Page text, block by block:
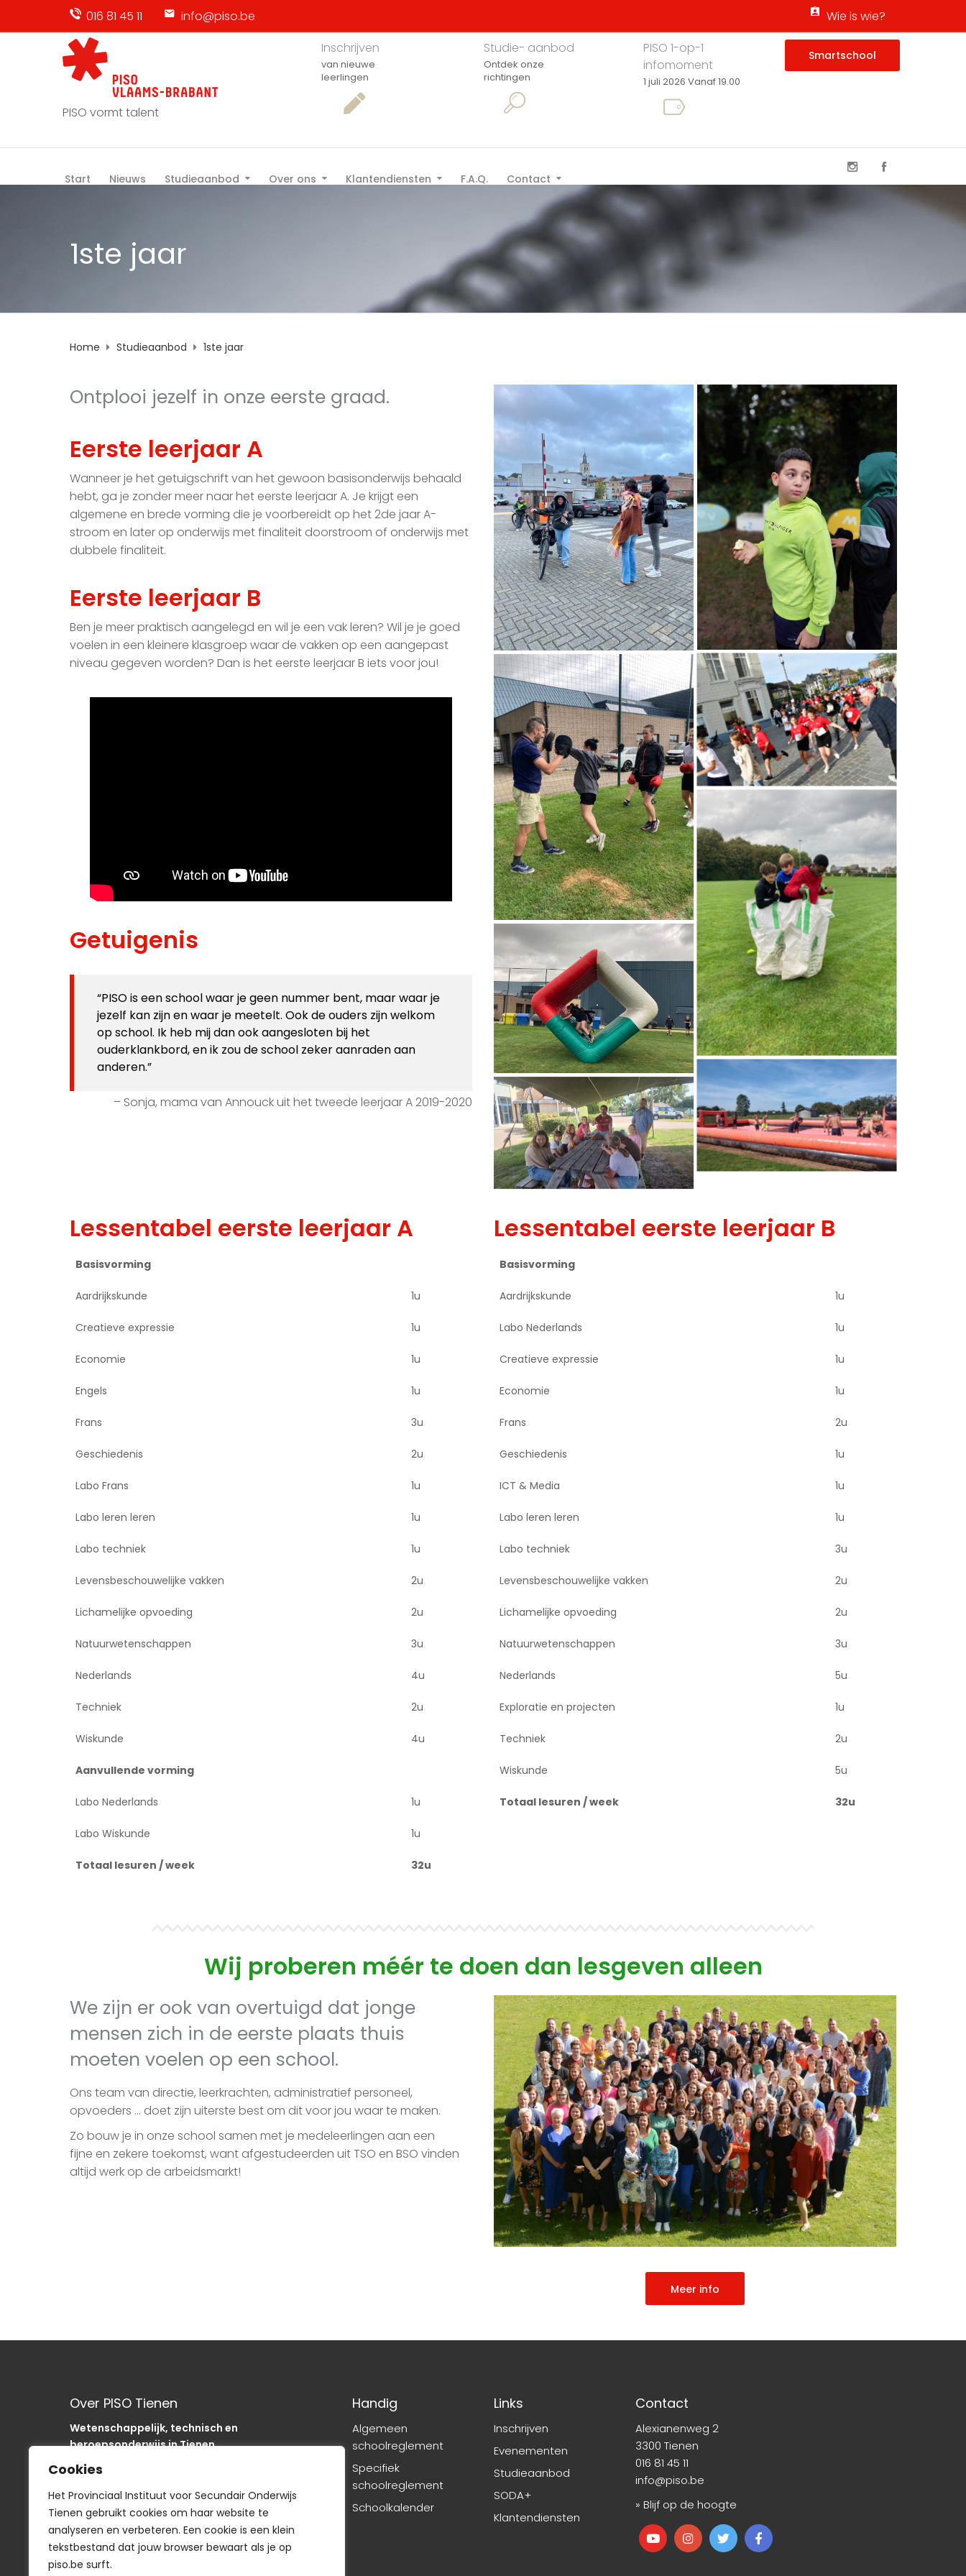
Cookies
Het Provinciaal Instituut voor Secundair Onderwijs
Tienen gebruikt cookies om haar website te
analyseren en verbeteren. Een cookie is een klein
tekstbestand dat jouw browser bewaart als je op
piso.be surft.
016 81 45 11 info@piso.be Wie is wie?
PISO vormt talent
Inschrijven
van nieuwe
leerlingen
Studie- aanbod
Ontdek onze
richtingen
PISO 1-op-1
infomoment
1 juli 2026 Vanaf 19.00
Smartschool
Start Nieuws Studieaanbod Over ons Klantendiensten F.A.Q. Contact
1ste jaar
Home Studieaanbod 1ste jaar
Ontplooi jezelf in onze eerste graad.
Eerste leerjaar A
Wanneer je het getuigschrift van het gewoon basisonderwijs behaald
hebt, ga je zonder meer naar het eerste leerjaar A. Je krijgt een
algemene en brede vorming die je voorbereidt op het 2de jaar A-
stroom en later op onderwijs met finaliteit doorstroom of onderwijs met
dubbele finaliteit.
Eerste leerjaar B
Ben je meer praktisch aangelegd en wil je een vak leren? Wil je je goed
voelen in een kleinere klasgroep waar de vakken op een aangepast
niveau gegeven worden? Dan is het eerste leerjaar B iets voor jou!
Getuigenis
PISO is een school waar je geen nummer bent, maar waar je
jezelf kan zijn en waar je meetelt. Ook de ouders zijn welkom
op school. Ik heb mij dan ook aangesloten bij het
ouderklankbord, en ik zou de school zeker aanraden aan
anderen.
Sonja, mama van Annouck uit het tweede leerjaar A 2019-2020
Lessentabel eerste leerjaar A
Basisvorming
Aardrijkskunde 1u
Creatieve expressie 1u
Economie 1u
Engels 1u
Frans 3u
Geschiedenis 2u
Labo Frans 1u
Labo leren leren 1u
Labo techniek 1u
Levensbeschouwelijke vakken 2u
Lichamelijke opvoeding 2u
Natuurwetenschappen 3u
Nederlands 4u
Techniek 2u
Wiskunde 4u
Aanvullende vorming
Labo Nederlands 1u
Labo Wiskunde 1u
Totaal lesuren / week 32u
Lessentabel eerste leerjaar B
Basisvorming
Aardrijkskunde 1u
Labo Nederlands 1u
Creatieve expressie 1u
Economie 1u
Frans 2u
Geschiedenis 1u
ICT & Media 1u
Labo leren leren 1u
Labo techniek 3u
Levensbeschouwelijke vakken 2u
Lichamelijke opvoeding 2u
Natuurwetenschappen 3u
Nederlands 5u
Exploratie en projecten 1u
Techniek 2u
Wiskunde 5u
Totaal lesuren / week 32u
Wij proberen méér te doen dan lesgeven alleen
We zijn er ook van overtuigd dat jonge
mensen zich in de eerste plaats thuis
moeten voelen op een school.
Ons team van directie, leerkrachten, administratief personeel,
opvoeders … doet zijn uiterste best om dit voor jou waar te maken.
Zo bouw je in onze school samen met je medeleerlingen aan een
fijne en zekere toekomst, want afgestudeerden uit TSO en BSO vinden
altijd werk op de arbeidsmarkt!
Meer info
Over PISO Tienen
Wetenschappelijk, technisch en
beroepsonderwijs in Tienen.
Onze school is als “SODA“-school uniek in de
regio.
In het PISO zijn we op weg om onze sancties om
te buigen naar acties
Handig
Algemeen
schoolreglement
Specifiek
schoolreglement
Schoolkalender
Links
Inschrijven
Evenementen
Studieaanbod
SODA+
Klantendiensten
Contact
Alexianenweg 2
3300 Tienen
016 81 45 11
info@piso.be
» Blijf op de hoogte